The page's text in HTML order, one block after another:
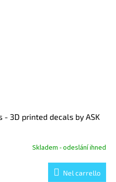
3D printed decals by ASK
Skladem - odeslání ihned
Nel carrello